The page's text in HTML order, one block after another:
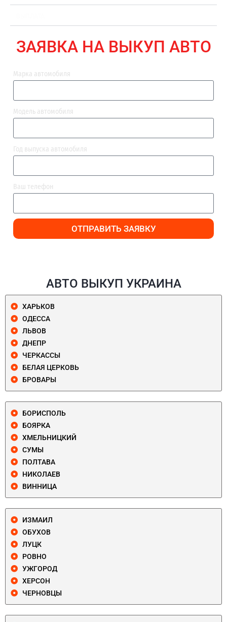
ЗАЯВКА НА ВЫКУП АВТО
Марка автомобиля
Модель автомобиля
Год выпуска автомобиля
Ваш телефон
ОТПРАВИТЬ ЗАЯВКУ
АВТО ВЫКУП УКРАИНА
ХАРЬКОВ
ОДЕССА
ЛЬВОВ
ДНЕПР
ЧЕРКАССЫ
БЕЛАЯ ЦЕРКОВЬ
БРОВАРЫ
БОРИСПОЛЬ
БОЯРКА
ХМЕЛЬНИЦКИЙ
СУМЫ
ПОЛТАВА
НИКОЛАЕВ
ВИННИЦА
ИЗМАИЛ
ОБУХОВ
ЛУЦК
РОВНО
УЖГОРОД
ХЕРСОН
ЧЕРНОВЦЫ